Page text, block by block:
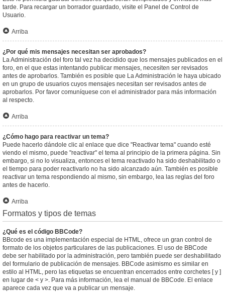
tarde. Para recargar un borrador guardado, visite el Panel de Control de
Usuario.
Arriba
¿Por qué mis mensajes necesitan ser aprobados?
La Administración del foro tal vez ha decidido que los mensajes publicados en el
foro, en el que estas intentando publicar mensajes, necesiten ser revisados
antes de aprobarlos. También es posible que La Administración le haya ubicado
en un grupo de usuarios cuyos mensajes necesitan ser revisados antes de
aprobarlos. Por favor comuníquese con el administrador para más información
al respecto.
Arriba
¿Cómo hago para reactivar un tema?
Puede hacerlo dándole clic al enlace que dice "Reactivar tema" cuando esté
viendo el mismo, puede "reactivar" el tema al principio de la primera página. Sin
embargo, si no lo visualiza, entonces el tema reactivado ha sido deshabilitado o
el tiempo para poder reactivarlo no ha sido alcanzado aún. También es posible
reactivar un tema respondiendo al mismo, sin embargo, lea las reglas del foro
antes de hacerlo.
Arriba
Formatos y tipos de temas
¿Qué es el código BBCode?
BBcode es una implementación especial de HTML, ofrece un gran control de
formato de los objetos particulares de las publicaciones. El uso de BBCode
debe ser habilitado por la administración, pero también puede ser deshabilitado
del formulario de publicación de mensajes. BBCode asimismo es similar en
estilo al HTML, pero las etiquetas se encuentran encerrados entre corchetes [ y ]
en lugar de < y >. Para más información, lea el manual de BBCode. El enlace
aparece cada vez que va a publicar un mensaje.